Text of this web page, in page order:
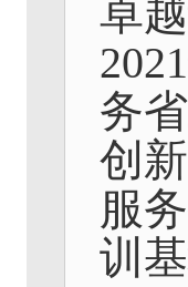
卓
2021
务
创
服
训